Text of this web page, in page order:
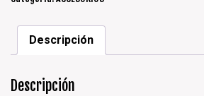
Descripción
Descripción